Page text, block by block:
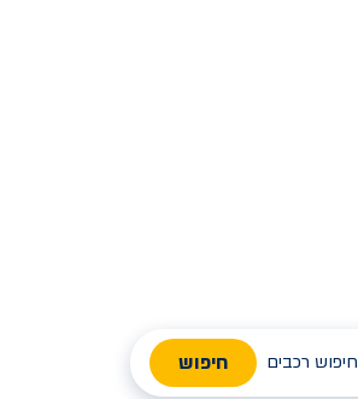
חיפוש רכבים חיפוש